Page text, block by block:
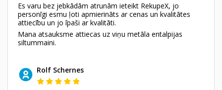
Es varu bez jebkādām atrunām ieteikt RekupeX, jo
personīgi esmu ļoti apmierināts ar cenas un kvalitātes
attiecību un jo īpaši ar kvalitāti.
Mana atsauksme attiecas uz viņu metāla entalpijas
siltummaini.
Rolf Schernes